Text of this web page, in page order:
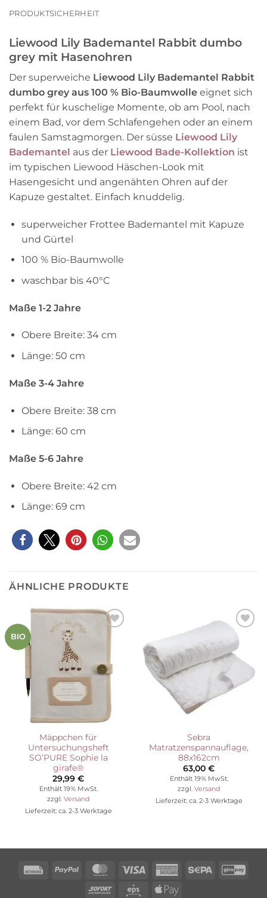
PRODUKTSICHERHEIT
Liewood Lily Bademantel Rabbit dumbo
grey mit Hasenohren
Der superweiche Liewood Lily Bademantel Rabbit
dumbo grey aus 100 % Bio-Baumwolle eignet sich
perfekt für kuschelige Momente, ob am Pool, nach
einem Bad, vor dem Schlafengehen oder an einem
faulen Samstagmorgen. Der süsse Liewood Lily
Bademantel aus der Liewood Bade-Kollektion ist
im typischen Liewood Häschen-Look mit
Hasengesicht und angenähten Ohren auf der
Kapuze gestaltet. Einfach knuddelig.
superweicher Frottee Bademantel mit Kapuze
und Gürtel
100 % Bio-Baumwolle
waschbar bis 40°C
Maße 1-2 Jahre
Obere Breite: 34 cm
Länge: 50 cm
Maße 3-4 Jahre
Obere Breite: 38 cm
Länge: 60 cm
Maße 5-6 Jahre
Obere Breite: 42 cm
Länge: 69 cm
ÄHNLICHE PRODUKTE
BIO
Mäppchen für
Untersuchungsheft
SO’PURE Sophie la
girafe®
29,99 €
Enthält 19% MwSt.
zzgl. Versand
Lieferzeit: ca. 2-3 Werktage
Auf die
Wunschliste
Sebra
Matratzenspannauflage,
88x162cm
63,00 €
Enthält 19% MwSt.
zzgl. Versand
Lieferzeit: ca. 2-3 Werktage
RechungPayPal MasterCard
Visa
American Sepa
Sofort
Eps
Apple